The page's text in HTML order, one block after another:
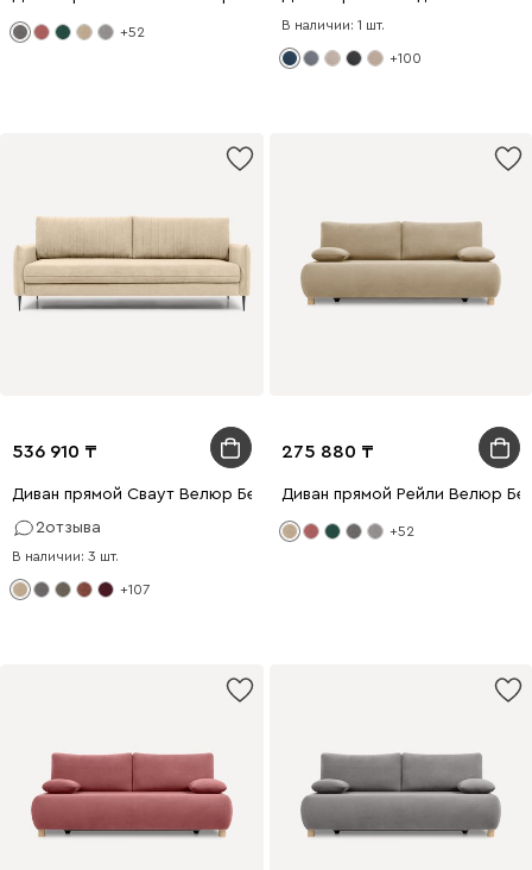
+52 В наличии: 1 шт.
+100
536 910
Диван прямой Сваут Велюр Бежевый
2отзыва
В наличии: 3 шт.
+107
275 880
Диван прямой Рейли Велюр
+52